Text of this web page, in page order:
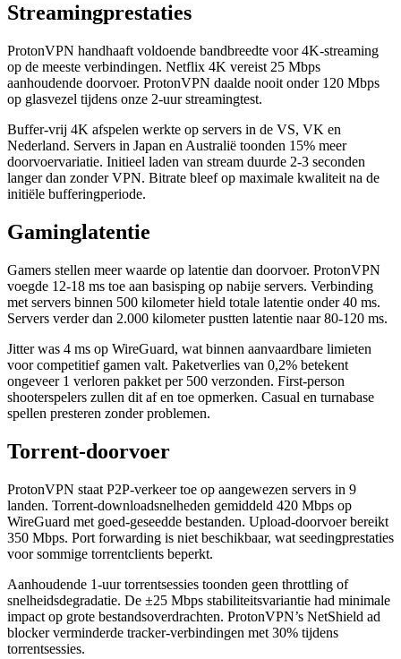
Streamingprestaties
ProtonVPN handhaaft voldoende bandbreedte voor 4K-streaming
op de meeste verbindingen. Netflix 4K vereist 25 Mbps
aanhoudende doorvoer. ProtonVPN daalde nooit onder 120 Mbps
op glasvezel tijdens onze 2-uur streamingtest.
Buffer-vrij 4K afspelen werkte op servers in de VS, VK en
Nederland. Servers in Japan en Australië toonden 15% meer
doorvoervariatie. Initieel laden van stream duurde 2-3 seconden
langer dan zonder VPN. Bitrate bleef op maximale kwaliteit na de
initiële bufferingperiode.
Gaminglatentie
Gamers stellen meer waarde op latentie dan doorvoer. ProtonVPN
voegde 12-18 ms toe aan basisping op nabije servers. Verbinding
met servers binnen 500 kilometer hield totale latentie onder 40 ms.
Servers verder dan 2.000 kilometer pustten latentie naar 80-120 ms.
Jitter was 4 ms op WireGuard, wat binnen aanvaardbare limieten
voor competitief gamen valt. Paketverlies van 0,2% betekent
ongeveer 1 verloren pakket per 500 verzonden. First-person
shooterspelers zullen dit af en toe opmerken. Casual en turnabase
spellen presteren zonder problemen.
Torrent-doorvoer
ProtonVPN staat P2P-verkeer toe op aangewezen servers in 9
landen. Torrent-downloadsnelheden gemiddeld 420 Mbps op
WireGuard met goed-geseedde bestanden. Upload-doorvoer bereikt
350 Mbps. Port forwarding is niet beschikbaar, wat seedingprestaties
voor sommige torrentclients beperkt.
Aanhoudende 1-uur torrentsessies toonden geen throttling of
snelheidsdegradatie. De ±25 Mbps stabiliteitsvariantie had minimale
impact op grote bestandsoverdrachten. ProtonVPN’s NetShield ad
blocker verminderde tracker-verbindingen met 30% tijdens
torrentsessies.